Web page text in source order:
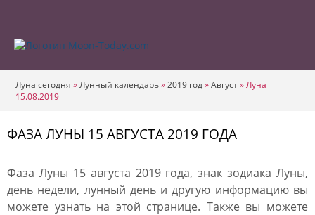
Луна сегодня »Лунный календарь»2019 год»Август»Луна
15.08.2019
ФАЗА ЛУНЫ 15 АВГУСТА 2019 ГОДА
Фаза Луны 15 августа 2019 года, знак зодиака Луны,
день недели, лунный день и другую информацию вы
можете узнать на этой странице. Также вы можете